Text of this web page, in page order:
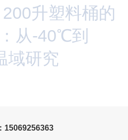
升塑料桶的
从-40℃到
域研究
15069256363